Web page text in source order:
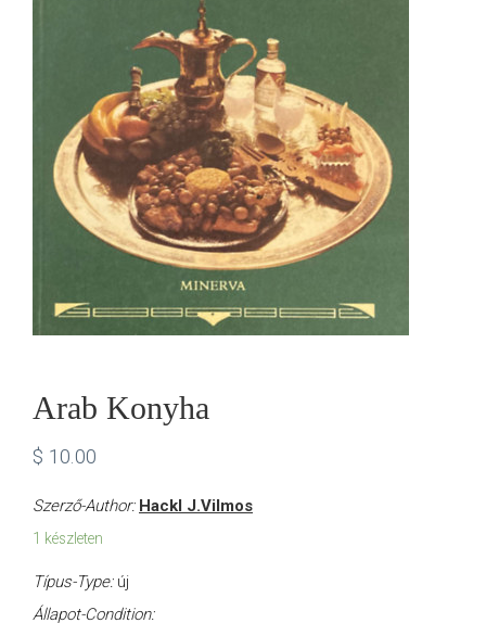
Arab Konyha
$ 10.00
Szerző-Author: Hackl J.Vilmos
1 készleten
Típus-Type: új
Állapot-Condition: